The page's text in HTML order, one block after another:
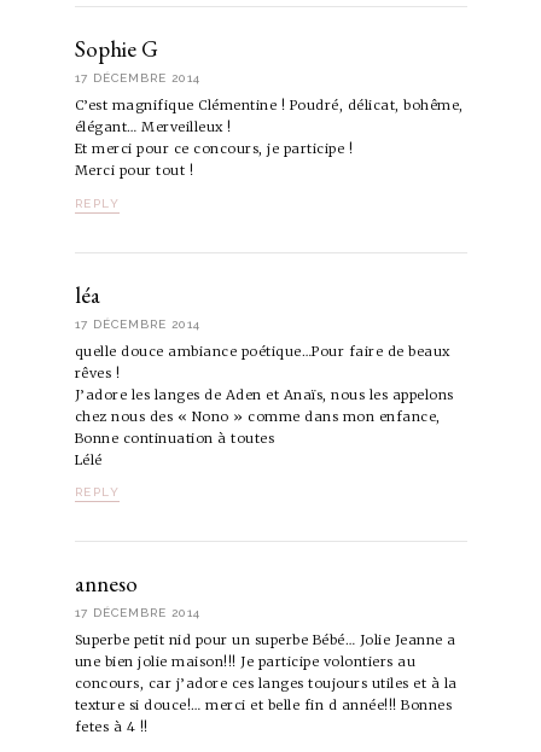
Sophie G
17 DÉCEMBRE 2014
C’est magnifique Clémentine ! Poudré, délicat, bohême,
élégant… Merveilleux !
Et merci pour ce concours, je participe !
Merci pour tout !
REPLY
léa
17 DÉCEMBRE 2014
quelle douce ambiance poétique…Pour faire de beaux
rêves !
J’adore les langes de Aden et Anaïs, nous les appelons
chez nous des « Nono » comme dans mon enfance,
Bonne continuation à toutes
Lélé
REPLY
anneso
17 DÉCEMBRE 2014
Superbe petit nid pour un superbe Bébé… Jolie Jeanne a
une bien jolie maison!!! Je participe volontiers au
concours, car j’adore ces langes toujours utiles et à la
texture si douce!… merci et belle fin d année!!! Bonnes
fetes à 4 !!